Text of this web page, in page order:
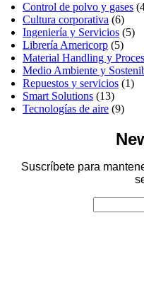
Control de polvo y gases
Cultura corporativa (6)
Ingeniería y Servicios (5)
Librería Americorp (5)
Material Handling y
Medio Ambiente y
Repuestos y servicios (1)
Smart Solutions (13)
Tecnologías de aire (9)
Suscríbete para